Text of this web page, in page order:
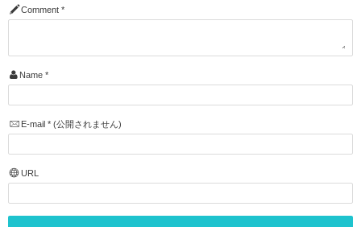
Comment *
Name *
E-mail *(公開されません)
URL